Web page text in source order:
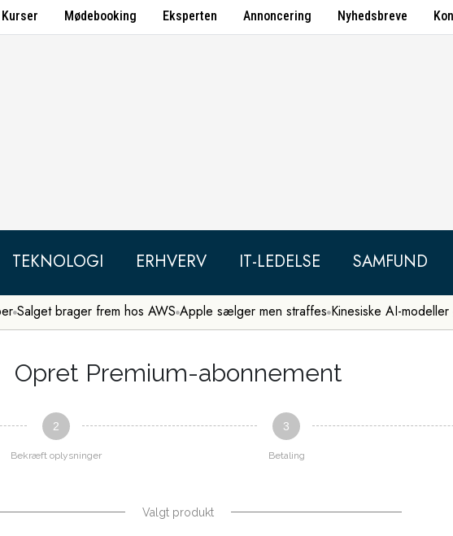
Kurser Mødebooking Eksperten Annoncering Nyhedsbreve
TEKNOLOGI ERHVERV IT-LEDELSE SAMFUND
Salget brager frem hos AWS Apple sælger men straffes Kinesiske AI-
Opret Premium-abonnement
2
Bekræft oplysninger
3
Betaling
Valgt produkt